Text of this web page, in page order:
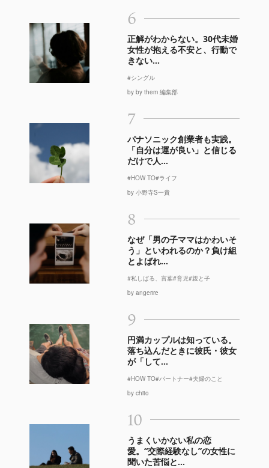
6
正解がわからない。30代未婚
女性が抱える不安と、行動で
きない...
#シングル
by by them 編集部
7
パナソニック創業者も実践。
「自分は運が良い」と信じる
だけで人...
#HOW TO#ライフ
by 小野寺S一貴
8
なぜ「男の子ママはかわいそ
う」といわれるのか？負け組
とよばれ...
#私しばる、言葉#育児#親と子
by angerire
9
円満カップルは知っている。
落ち込んだときに彼氏・彼女
が「して...
#HOW TO#パートナー#夫婦のこと
by chito
10
うまくいかない私の恋
愛。“交際経験なし”の女性に
聞いた苦悩と...